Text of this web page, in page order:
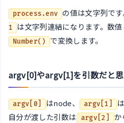
process.env の値は文字列で
1
は文字列連結になります。数
Number() で変換します。
argv[0]やargv[1]を引数だと
argv[0] はnode、 argv[1]
自分が渡した引数は
argv[2] か